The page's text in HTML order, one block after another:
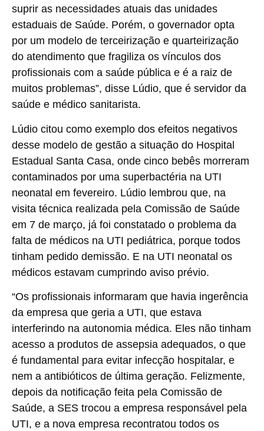
suprir as necessidades atuais das unidades
estaduais de Saúde. Porém, o governador opta
por um modelo de terceirização e quarteirização
do atendimento que fragiliza os vínculos dos
profissionais com a saúde pública e é a raiz de
muitos problemas”, disse Lúdio, que é servidor da
saúde e médico sanitarista.
Lúdio citou como exemplo dos efeitos negativos
desse modelo de gestão a situação do Hospital
Estadual Santa Casa, onde cinco bebês morreram
contaminados por uma superbactéria na UTI
neonatal em fevereiro. Lúdio lembrou que, na
visita técnica realizada pela Comissão de Saúde
em 7 de março, já foi constatado o problema da
falta de médicos na UTI pediátrica, porque todos
tinham pedido demissão. E na UTI neonatal os
médicos estavam cumprindo aviso prévio.
“Os profissionais informaram que havia ingerência
da empresa que geria a UTI, que estava
interferindo na autonomia médica. Eles não tinham
acesso a produtos de assepsia adequados, o que
é fundamental para evitar infecção hospitalar, e
nem a antibióticos de última geração. Felizmente,
depois da notificação feita pela Comissão de
Saúde, a SES trocou a empresa responsável pela
UTI, e a nova empresa recontratou todos os